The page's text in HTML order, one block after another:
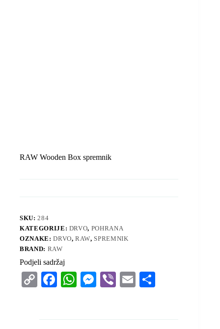
RAW Wooden Box spremnik
SKU:284
KATEGORIJE: DRVO, POHRANA
OZNAKE:DRVO,RAW, SPREMNIK
BRAND: RAW
Podjeli sadržaj
C
Fa W
M
Vi
E